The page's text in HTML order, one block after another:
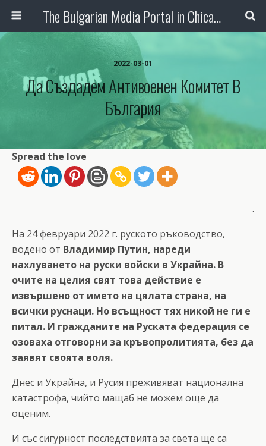
The Bulgarian Media Portal in Chicago
2022-03-01
Да Създадем Антивоенен Комитет В
България
Spread the love
.
На 24 февруари 2022 г. руското ръководство,
водено от Владимир Путин, нареди
нахлуването на руски войски в Украйна. В
очите на целия свят това действие е
извършено от името на цялата страна, на
всички руснаци. Но всъщност тях никой не ги е
питал. И гражданите на Руската федерация се
озоваха отговорни за кръвопролитията, без да
заявят своята воля.
Днес и Украйна, и Русия преживяват национална
катастрофа, чийто мащаб не можем още да
оценим.
И със сигурност последствията за света ще са